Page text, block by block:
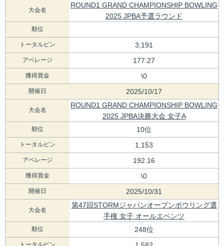
大会名
ROUND1 GRAND CHAMPIONSHIP BOWLING
2025 JPBA予選ラウンド
順位
トータルピン 3,191
アベレージ 177.27
獲得賞金 \0
開催日 2025/10/17
大会名
ROUND1 GRAND CHAMPIONSHIP BOWLING
2025 JPBA決勝大会 女子A
順位 10位
トータルピン 1,153
アベレージ 192.16
獲得賞金 \0
開催日 2025/10/31
大会名
第47回STORMジャパンオープンボウリング選
手権 女子 オールエベンツ
順位 248位
トータルピン